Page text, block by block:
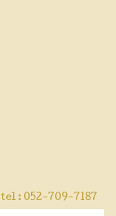
tel : 052-709-7187